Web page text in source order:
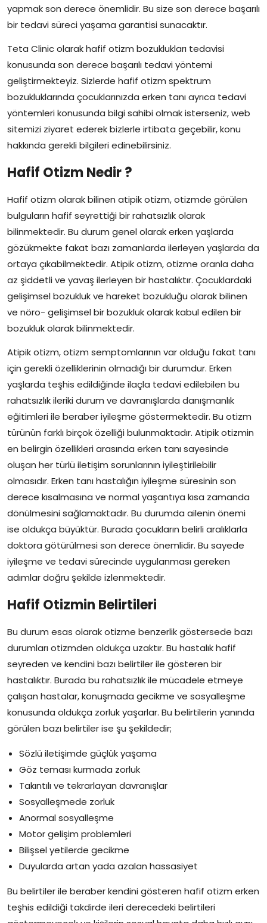
yapmak son derece önemlidir. Bu size son derece başarılı
bir tedavi süreci yaşama garantisi sunacaktır.
Teta Clinic olarak hafif otizm bozuklukları tedavisi
konusunda son derece başarılı tedavi yöntemi
geliştirmekteyiz. Sizlerde hafif otizm spektrum
bozukluklarında çocuklarınızda erken tanı ayrıca tedavi
yöntemleri konusunda bilgi sahibi olmak isterseniz, web
sitemizi ziyaret ederek bizlerle irtibata geçebilir, konu
hakkında gerekli bilgileri edinebilirsiniz.
Hafif Otizm Nedir ?
Hafif otizm olarak bilinen atipik otizm, otizmde görülen
bulguların hafif seyrettiği bir rahatsızlık olarak
bilinmektedir. Bu durum genel olarak erken yaşlarda
gözükmekte fakat bazı zamanlarda ilerleyen yaşlarda da
ortaya çıkabilmektedir. Atipik otizm, otizme oranla daha
az şiddetli ve yavaş ilerleyen bir hastalıktır. Çocuklardaki
gelişimsel bozukluk ve hareket bozukluğu olarak bilinen
ve nöro- gelişimsel bir bozukluk olarak kabul edilen bir
bozukluk olarak bilinmektedir.
Atipik otizm, otizm semptomlarının var olduğu fakat tanı
için gerekli özelliklerinin olmadığı bir durumdur. Erken
yaşlarda teşhis edildiğinde ilaçla tedavi edilebilen bu
rahatsızlık ileriki durum ve davranışlarda danışmanlık
eğitimleri ile beraber iyileşme göstermektedir. Bu otizm
türünün farklı birçok özelliği bulunmaktadır. Atipik otizmin
en belirgin özellikleri arasında erken tanı sayesinde
oluşan her türlü iletişim sorunlarının iyileştirilebilir
olmasıdır. Erken tanı hastalığın iyileşme süresinin son
derece kısalmasına ve normal yaşantıya kısa zamanda
dönülmesini sağlamaktadır. Bu durumda ailenin önemi
ise oldukça büyüktür. Burada çocukların belirli aralıklarla
doktora götürülmesi son derece önemlidir. Bu sayede
iyileşme ve tedavi sürecinde uygulanması gereken
adımlar doğru şekilde izlenmektedir.
Hafif Otizmin Belirtileri
Bu durum esas olarak otizme benzerlik göstersede bazı
durumları otizmden oldukça uzaktır. Bu hastalık hafif
seyreden ve kendini bazı belirtiler ile gösteren bir
hastalıktır. Burada bu rahatsızlık ile mücadele etmeye
çalışan hastalar, konuşmada gecikme ve sosyalleşme
konusunda oldukça zorluk yaşarlar. Bu belirtilerin yanında
görülen bazı belirtiler ise şu şekildedir;
Sözlü iletişimde güçlük yaşama
Göz teması kurmada zorluk
Takıntılı ve tekrarlayan davranışlar
Sosyalleşmede zorluk
Anormal sosyalleşme
Motor gelişim problemleri
Bilişsel yetilerde gecikme
Duyularda artan yada azalan hassasiyet
Bu belirtiler ile beraber kendini gösteren hafif otizm erken
teşhis edildiği takdirde ileri derecedeki belirtileri